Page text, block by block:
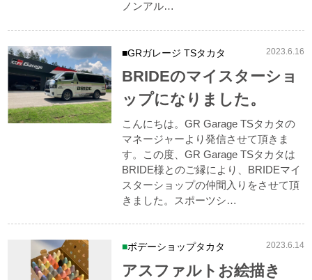
ノンアル…
GRガレージ TSタカタ 2023.6.16
BRIDEのマイスターショ
ップになりました。
こんにちは。GR Garage TSタカタの
マネージャーより発信させて頂きま
す。この度、GR Garage TSタカタは
BRIDE様とのご縁により、BRIDEマイ
スターショップの仲間入りをさせて頂
きました。スポーツシ…
ボデーショップタカタ 2023.6.14
アスファルトお絵描き